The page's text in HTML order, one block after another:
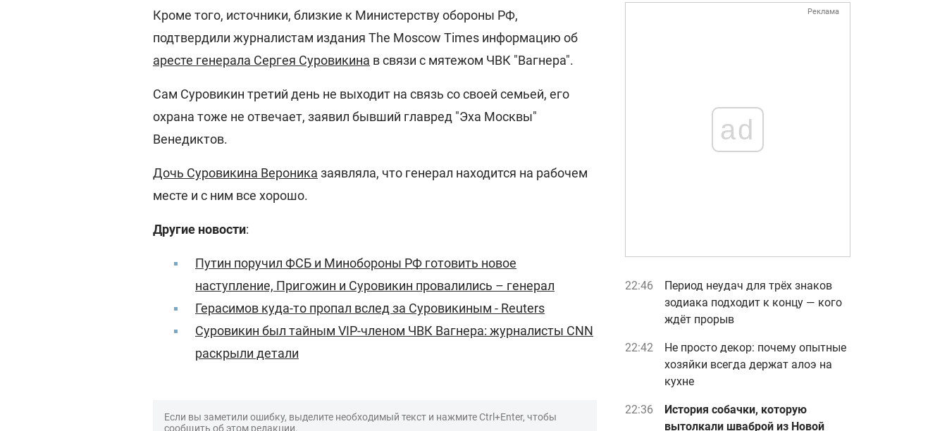
Кроме того, источники, близкие к Министерству обороны РФ,
подтвердили журналистам издания The Moscow Times информацию об
аресте генерала Сергея Суровикина в связи с мятежом ЧВК "Вагнера".
Сам Суровикин третий день не выходит на связь со своей семьей, его
охрана тоже не отвечает, заявил бывший главред "Эха Москвы"
Венедиктов.
Дочь Суровикина Вероника заявляла, что генерал находится на рабочем
месте и с ним все хорошо.
Другие новости:
Путин поручил ФСБ и Минобороны РФ готовить новое
наступление, Пригожин и Суровикин провалились – генерал
Герасимов куда-то пропал вслед за Суровикиным - Reuters
Суровикин был тайным VIP-членом ЧВК Вагнера: журналисты CNN
раскрыли детали
Если вы заметили ошибку, выделите необходимый текст и нажмите Ctrl+Enter, чтобы
сообщить об этом редакции.
Реклама
ad
22:46
Период неудач для трёх знаков
зодиака подходит к концу — кого
ждёт прорыв
22:42
Не просто декор: почему опытные
хозяйки всегда держат алоэ на
кухне
22:36
История собачки, которую
вытолкали шваброй из Новой